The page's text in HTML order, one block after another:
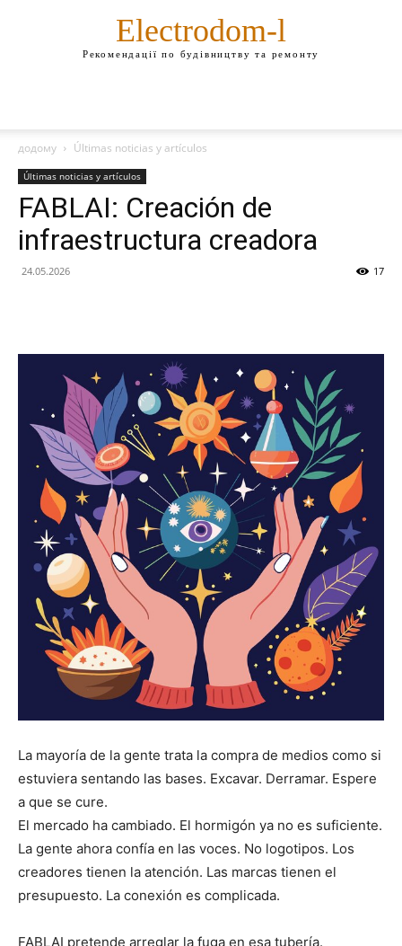
Electrodom-l
Рекомендації по будівництву та ремонту
додому Últimas noticias y artículos
Últimas noticias y artículos
FABLAI: Creación de
infraestructura creadora
24.05.2026 17
La mayoría de la gente trata la compra de medios como si
estuviera sentando las bases. Excavar. Derramar. Espere
a que se cure.
El mercado ha cambiado. El hormigón ya no es suficiente.
La gente ahora confía en las voces. No logotipos. Los
creadores tienen la atención. Las marcas tienen el
presupuesto. La conexión es complicada.
FABLAI pretende arreglar la fuga en esa tubería.